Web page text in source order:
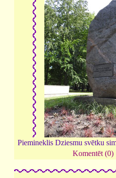
Piemineklis Dziesmu svētku
Komentēt (0)